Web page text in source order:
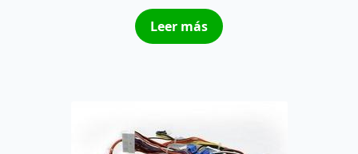
Leer más